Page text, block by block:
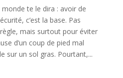
te le dira : avoir de
c’est la base. Pas
mais surtout pour éviter
d’un coup de pied mal
sur un sol gras. Pourtant,...